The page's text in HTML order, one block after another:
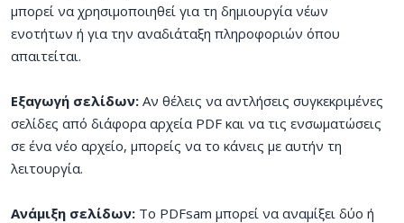
μπορεί να χρησιμοποιηθεί για τη δημιουργία νέων
ενοτήτων ή για την αναδιάταξη πληροφοριών όπου
απαιτείται.
Εξαγωγή σελίδων: Αν θέλεις να αντλήσεις συγκεκριμένες
σελίδες από διάφορα αρχεία PDF και να τις ενσωματώσεις
σε ένα νέο αρχείο, μπορείς να το κάνεις με αυτήν τη
λειτουργία.
Ανάμιξη σελίδων: Το PDFsam μπορεί να αναμίξει δύο ή